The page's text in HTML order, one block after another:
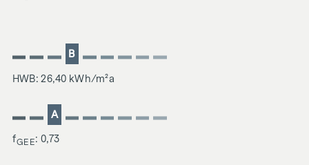
B
HWB: 26,40 kWh/m²a
A
fGEE: 0,73